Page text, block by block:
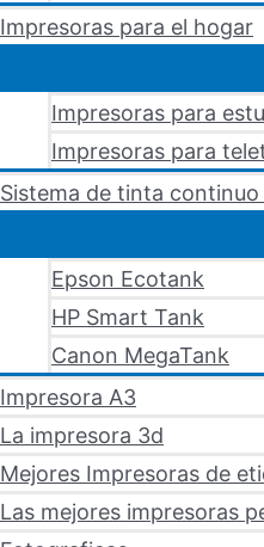
Impresoras para el hogar
Impresoras para
Impresoras para
Sistema de tinta
Epson Ecotank
HP Smart Tank
Canon MegaTank
Impresora A3
La impresora 3d
Mejores Impresoras de
Las mejores impresoras